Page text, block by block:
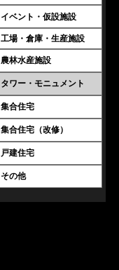
イベント・仮設施設
工場・倉庫・生産施設
農林水産施設
タワー・モニュメント
集合住宅
集合住宅（改修）
戸建住宅
その他